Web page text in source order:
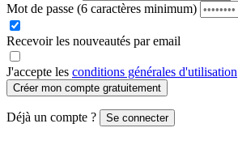
Mot de passe (6 caractères minimum)
Recevoir les nouveautés par email
J'accepte les conditions générales d'utilisation
Créer mon compte gratuitement
Déjà un compte ? Se connecter